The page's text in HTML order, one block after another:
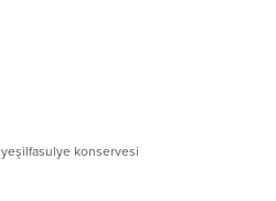
yeşilfasulye konservesi